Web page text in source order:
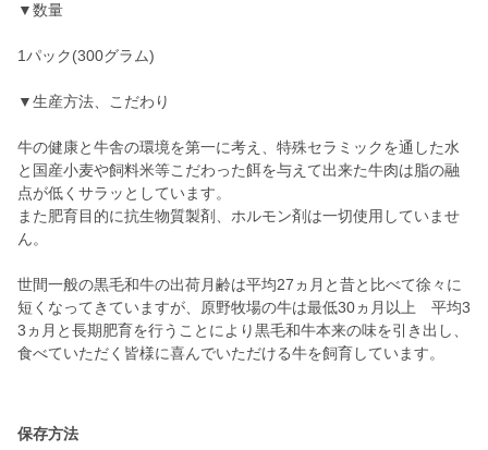
▼数量
1パック(300グラム)
▼生産方法、こだわり
牛の健康と牛舎の環境を第一に考え、特殊セラミックを通した水
と国産小麦や飼料米等こだわった餌を与えて出来た牛肉は脂の融
点が低くサラッとしています。
また肥育目的に抗生物質製剤、ホルモン剤は一切使用していませ
ん。
世間一般の黒毛和牛の出荷月齢は平均27ヵ月と昔と比べて徐々に
短くなってきていますが、原野牧場の牛は最低30ヵ月以上 平均3
3ヵ月と長期肥育を行うことにより黒毛和牛本来の味を引き出し、
食べていただく皆様に喜んでいただける牛を飼育しています。
保存方法